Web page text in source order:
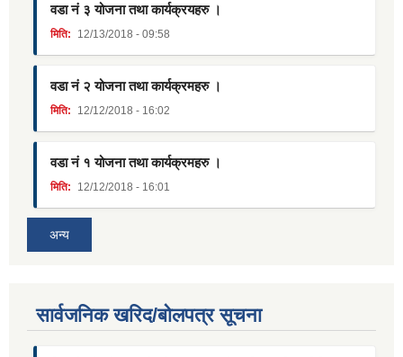
वडा नं ३ योजना तथा कार्यक्रयहरु ।
मिति: 12/13/2018 - 09:58
वडा नं २ योजना तथा कार्यक्रमहरु ।
मिति: 12/12/2018 - 16:02
वडा नं १ योजना तथा कार्यक्रमहरु ।
मिति: 12/12/2018 - 16:01
अन्य
सार्वजनिक खरिद/बोलपत्र सूचना